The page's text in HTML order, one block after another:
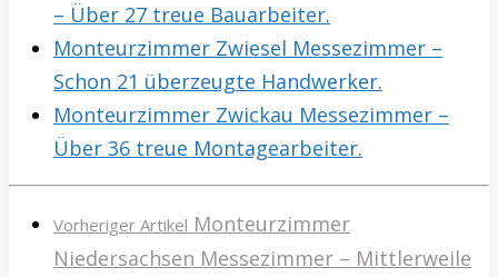
– Über 27 treue Bauarbeiter.
Monteurzimmer Zwiesel Messezimmer –
Schon 21 überzeugte Handwerker.
Monteurzimmer Zwickau Messezimmer –
Über 36 treue Montagearbeiter.
Vorheriger Artikel Monteurzimmer
Niedersachsen Messezimmer – Mittlerweile